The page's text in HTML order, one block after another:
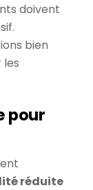
doivent
bien
les
pour
réduite